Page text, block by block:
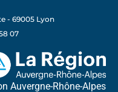
- 69005 Lyon
07
Auvergne-Rhône-Alpes